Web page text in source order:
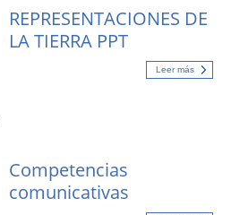
REPRESENTACIONES DE
LA TIERRA PPT
Leer más
Competencias
comunicativas